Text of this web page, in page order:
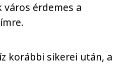
érdemes a
korábbi sikerei után, a